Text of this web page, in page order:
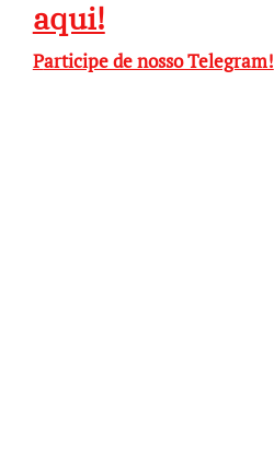
aqui!
Participe de nosso Telegram!